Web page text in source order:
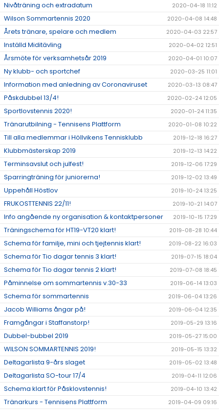
Nivåträning och extradatum 2020-04-18 11:12
Wilson Sommartennis 2020 2020-04-08 14:48
Årets tränare, spelare och medlem 2020-04-03 22:57
Inställd Miditävling 2020-04-02 12:51
Årsmöte för verksamhetsår 2019 2020-04-01 10:07
Ny klubb- och sportchef 2020-03-25 11:01
Information med anledning av Coronaviruset 2020-03-13 08:47
Påskdubbel 13/4! 2020-02-24 12:05
Sportlovstennis 2020! 2020-01-24 11:35
Tränarutbilning - Tennisens Plattform 2020-01-08 10:22
Till alla medlemmar i Höllvikens Tennisklubb 2019-12-18 16:27
Klubbmästerskap 2019 2019-12-13 14:22
Terminsavslut och julfest! 2019-12-06 17:29
Sparringträning för juniorerna! 2019-12-02 13:49
Uppehåll Höstlov 2019-10-24 13:25
FRUKOSTTENNIS 22/11! 2019-10-21 14:07
Info angående ny organisation & kontaktpersoner 2019-10-15 17:29
Träningschema för HT19-VT20 klart! 2019-08-28 10:44
Schema för familje, mini och tjejtennis klart! 2019-08-22 16:03
Schema för Tio dagar tennis 3 klart! 2019-07-15 18:04
Schema för Tio dagar tennis 2 klart! 2019-07-08 18:45
Påminnelse om sommartennis v.30-33 2019-06-14 13:03
Schema för sommartennis 2019-06-04 13:26
Jacob Williams ångar på! 2019-06-04 12:35
Framgångar i Staffanstorp! 2019-05-29 13:16
Dubbel-bubbel 2019 2019-05-27 15:00
WILSON SOMMARTENNIS 2019! 2019-05-15 13:32
Deltagarlista 9-års slaget 2019-05-02 13:48
Deltagarlista SO-tour 17/4 2019-04-11 12:06
Schema klart för Påsklovstennis! 2019-04-10 13:42
Tränarkurs - Tennisens Plattform 2019-04-09 09:16